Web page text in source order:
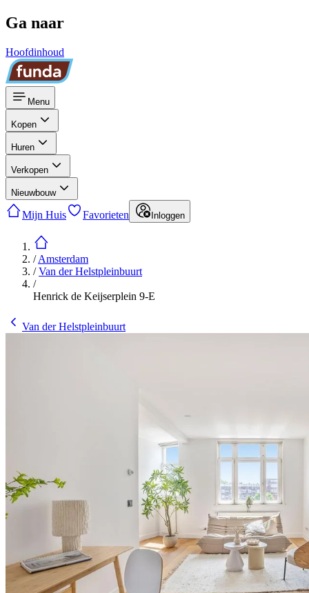
Ga naar
Hoofdinhoud
Menu
Kopen
Huren
Verkopen
Nieuwbouw
Mijn Huis Favorieten Inloggen
/Amsterdam
/Van der Helstpleinbuurt
/
Henrick de Keijserplein 9-E
Van der Helstpleinbuurt